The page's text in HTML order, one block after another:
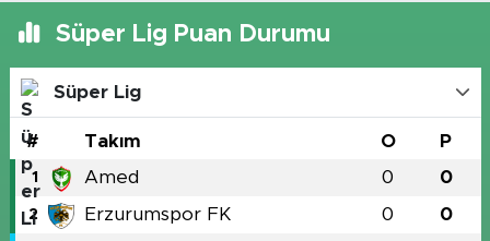
Süper Lig Puan Durumu
Süper Lig
# Takım O P
1 Amed 0 0
2 Erzurumspor FK 0 0